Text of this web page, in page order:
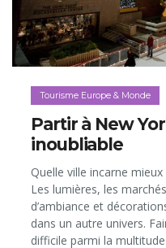
Tourisme Europe & Monde
Partir à New
inoubliable
Quelle ville incarne
Les lumières, les
d’ambiance et
dans un autre univers.
difficile parmi la